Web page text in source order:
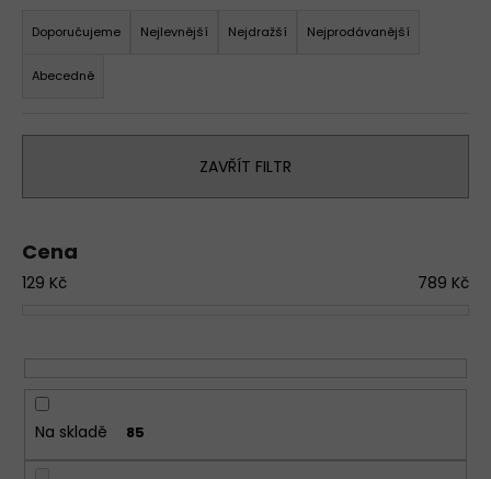
a
r
d
u
Doporučujeme Nejlevnější Nejdražší Nejprodávanější
Abecedně
ZAVŘÍT FILTR
Cena
129 Kč 789 Kč
Na skladě 85
?
D
o
u
u
j
e
BAVLNĚNÉ
KALHOTKY
LOVELYGIRL